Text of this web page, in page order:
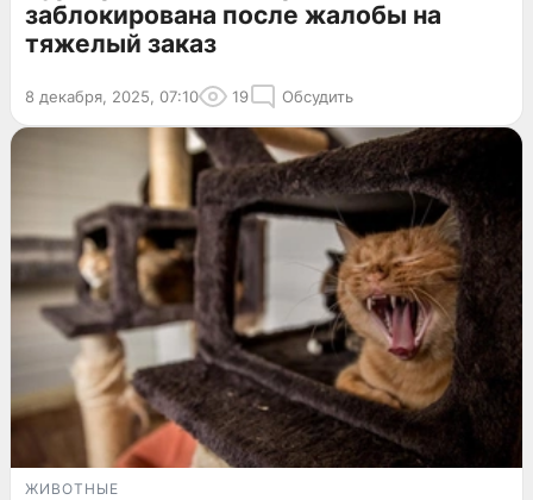
заблокирована после жалобы на
тяжелый заказ
8 декабря, 2025, 07:10 19 Обсудить
ЖИВОТНЫЕ